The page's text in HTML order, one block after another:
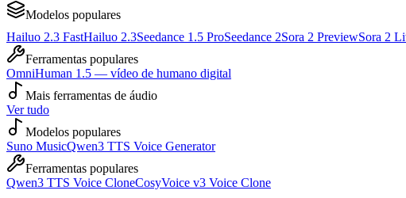
Modelos populares
Hailuo 2.3 FastHailuo 2.3Seedance 1.5 ProSeedance 2Sora 2 PreviewSora 2
Ferramentas populares
OmniHuman 1.5 — vídeo de humano digital
Mais ferramentas de áudio
Ver tudo
Modelos populares
Suno MusicQwen3 TTS Voice Generator
Ferramentas populares
Qwen3 TTS Voice CloneCosyVoice v3 Voice Clone